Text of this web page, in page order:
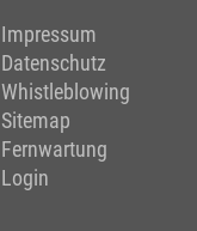
Impressum
Datenschutz
Whistleblowing
Sitemap
Fernwartung
Login